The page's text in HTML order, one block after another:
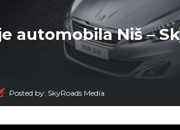
automobila Niš –
Posted by: SkyRoads Media